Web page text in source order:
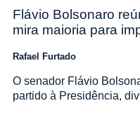
Flávio Bolsonaro
mira maioria para
Rafael Furtado
O senador Flávio
partido à Presidência,